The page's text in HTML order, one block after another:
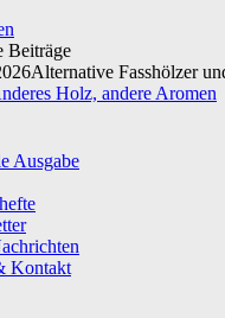
Beiträge
Alternative Fasshölzer
Holz, andere Aromen
Ausgabe
Kontakt